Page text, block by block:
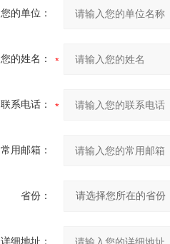
您的单位：
您的姓名：
联系电话：
常用邮箱：
省份：
详细地址：